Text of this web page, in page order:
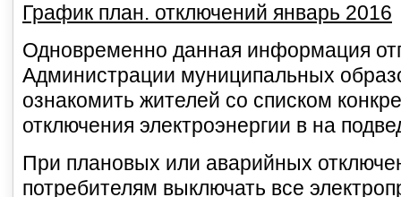
График план. отключений январь 2016
Одновременно данная информация
Администрации муниципальных
ознакомить жителей со списком
отключения электроэнергии в на
При плановых или аварийных
потребителям выключать все